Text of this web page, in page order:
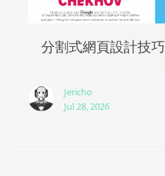
分割式網頁設計技巧
Jericho
Jul 28, 2026